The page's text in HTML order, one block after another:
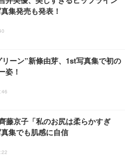
集発売も発表！
ーン”新條由芽、1st写真集で初の
姿！
藤京子「私のお尻は柔らかすぎ
集でも肌感に自信